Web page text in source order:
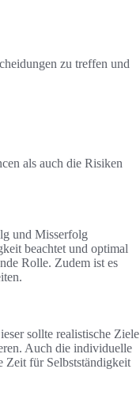
zu treffen und
als auch die Risiken
und Misserfolg
beachtet und optimal
Rolle. Zudem ist es
sollte realistische Ziele
Auch die individuelle
Zeit für Selbstständigkeit